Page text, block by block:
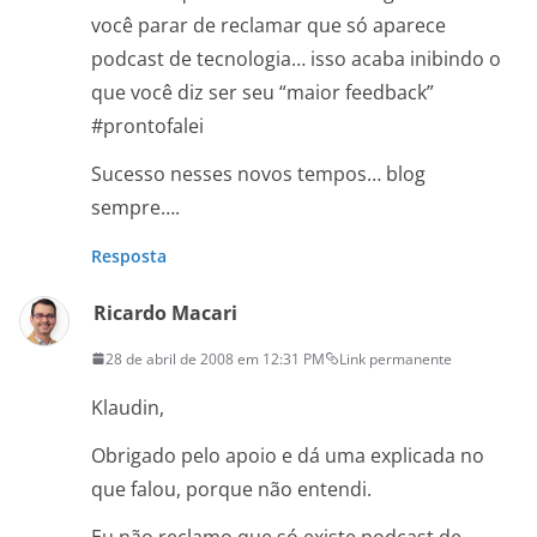
você parar de reclamar que só aparece
podcast de tecnologia… isso acaba inibindo o
que você diz ser seu “maior feedback”
#prontofalei
Sucesso nesses novos tempos… blog
sempre….
Resposta
Ricardo Macari
28 de abril de 2008 em 12:31 PM Link permanente
Klaudin,
Obrigado pelo apoio e dá uma explicada no
que falou, porque não entendi.